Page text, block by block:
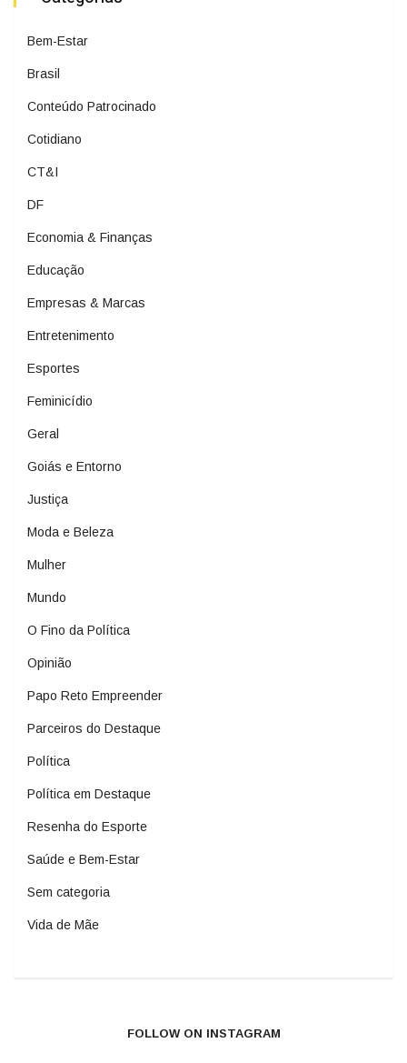
Bem-Estar
Brasil
Conteúdo Patrocinado
Cotidiano
CT&I
DF
Economia & Finanças
Educação
Empresas & Marcas
Entretenimento
Esportes
Feminicídio
Geral
Goiás e Entorno
Justiça
Moda e Beleza
Mulher
Mundo
O Fino da Política
Opinião
Papo Reto Empreender
Parceiros do Destaque
Política
Política em Destaque
Resenha do Esporte
Saúde e Bem-Estar
Sem categoria
Vida de Mãe
FOLLOW ON INSTAGRAM